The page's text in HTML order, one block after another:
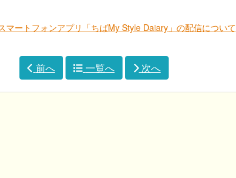
ートフォンアプリ「ちばMy Style Daiary」の配信について
前へ 一覧へ 次へ